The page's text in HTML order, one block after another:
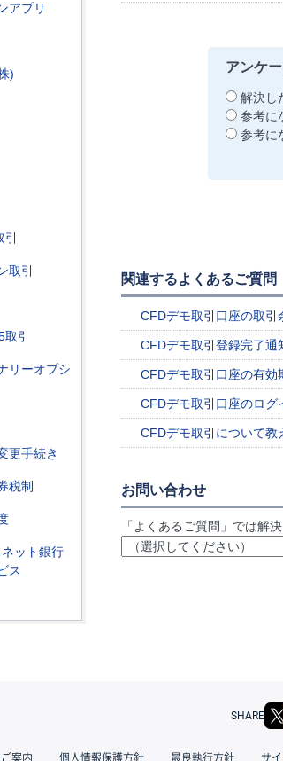
アプリ
)
取引
引
リーオプシ
更手続き
税制
ット銀行
ス
アンケ
解決し
参考に
参考に
関連するよくあるご質問
CFDデモ取引口座の取引
CFDデモ取引登録完了通
CFDデモ取引口座の有効
CFDデモ取引口座のログ
CFDデモ取引について教
お問い合わせ
「よくあるご質問」では解
SHARE
案内 個人情報保護方針 最良執行方針 サ